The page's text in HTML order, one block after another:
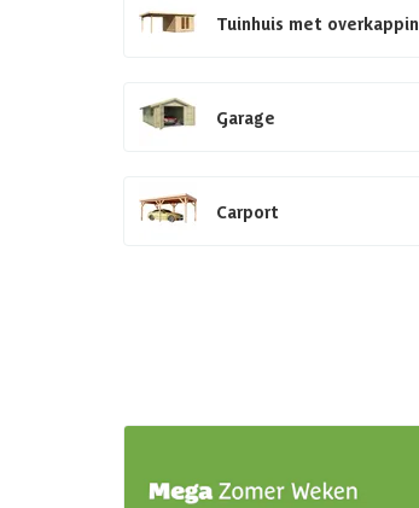
Tuinhuis met
Garage
Carport